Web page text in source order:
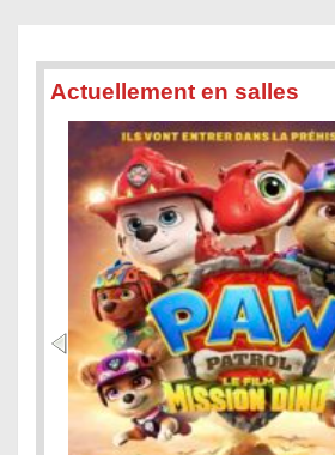
Actuellement en salles